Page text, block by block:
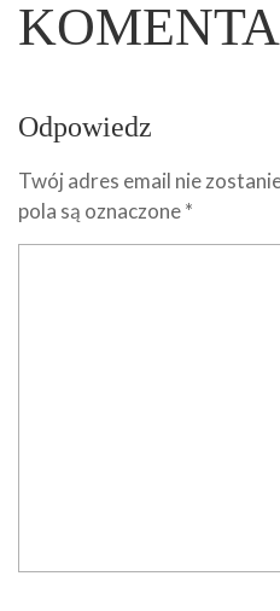
Odpowiedz
Twój adres email nie
pola są oznaczone*